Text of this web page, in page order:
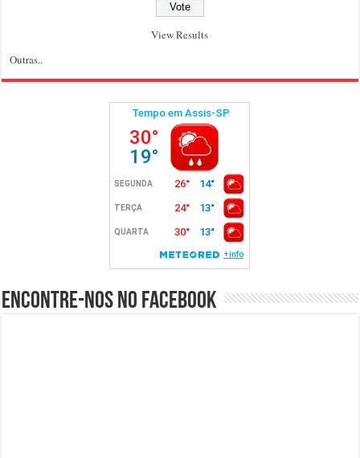
View Results
Outras..
Encontre-nos no Facebook